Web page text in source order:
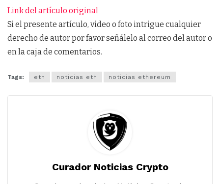
Link del artículo original
Si el presente artículo, video o foto intrigue cualquier
derecho de autor por favor señálelo al correo del autor o
en la caja de comentarios.
Tags: eth noticias eth noticias ethereum
Curador Noticias Crypto